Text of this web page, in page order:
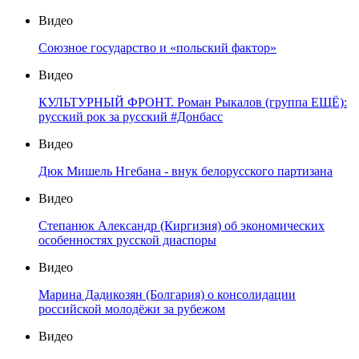
Видео
Союзное государство и «польский фактор»
Видео
КУЛЬТУРНЫЙ ФРОНТ. Роман Рыкалов (группа ЕЩЁ):
русский рок за русский #Донбасс
Видео
Дюк Мишель Нгебана - внук белорусского партизана
Видео
Степанюк Александр (Киргизия) об экономических
особенностях русской диаспоры
Видео
Марина Дадикозян (Болгария) о консолидации
российской молодёжи за рубежом
Видео